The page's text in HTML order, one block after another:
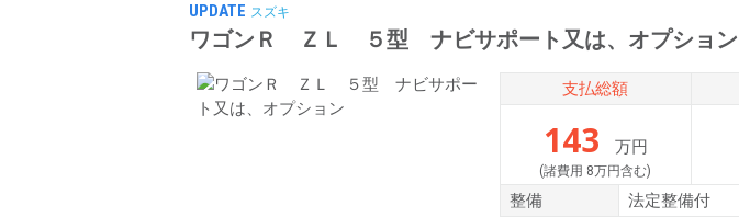
UPDATE スズキ
ワゴンＲ ＺＬ ５型 ナビサポート又は、オプション
支払総額
143 万円
(諸費用 8万円含む)
整備
法定整備付